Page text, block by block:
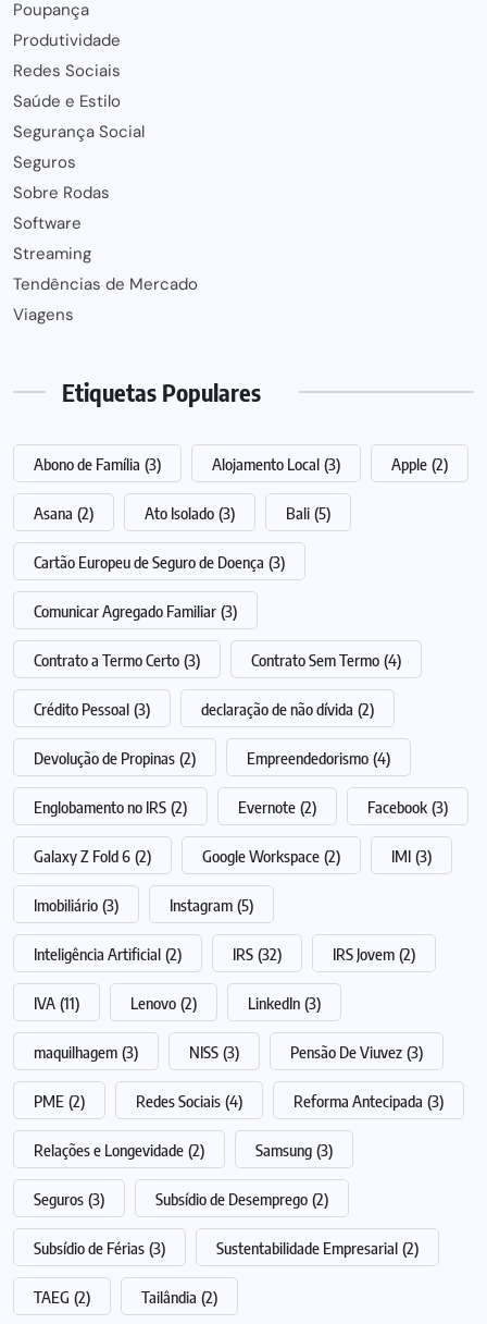
Poupança
Produtividade
Redes Sociais
Saúde e Estilo
Segurança Social
Seguros
Sobre Rodas
Software
Streaming
Tendências de Mercado
Viagens
Etiquetas Populares
Abono de Família (3) Alojamento Local (3) Apple (2)
Asana (2) Ato Isolado (3) Bali (5)
Cartão Europeu de Seguro de Doença (3)
Comunicar Agregado Familiar (3)
Contrato a Termo Certo (3) Contrato Sem Termo (4)
Crédito Pessoal (3) declaração de não dívida (2)
Devolução de Propinas (2) Empreendedorismo (4)
Englobamento no IRS (2) Evernote (2) Facebook (3)
Galaxy Z Fold 6 (2) Google Workspace (2) IMI (3)
Imobiliário (3) Instagram (5)
Inteligência Artificial (2) IRS (32) IRS Jovem (2)
IVA (11) Lenovo (2) LinkedIn (3)
maquilhagem (3) NISS (3) Pensão De Viuvez (3)
PME (2) Redes Sociais (4) Reforma Antecipada (3)
Relações e Longevidade (2) Samsung (3)
Seguros (3) Subsídio de Desemprego (2)
Subsídio de Férias (3) Sustentabilidade Empresarial (2)
TAEG (2) Tailândia (2)